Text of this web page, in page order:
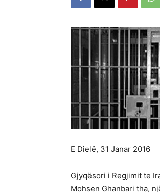
E Dielë, 31 Janar 2016
Gjyqësori i Regjimit te
Mohsen Ghanbari tha,